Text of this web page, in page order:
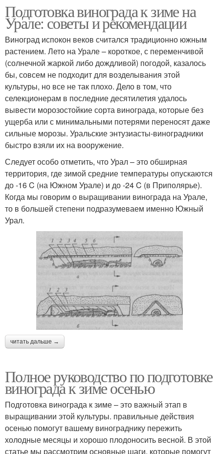
Подготовка винограда к зиме на
Урале: советы и рекомендации
Виноград испокон веков считался традиционно южным
растением. Лето на Урале – короткое, с переменчивой
(солнечной жаркой либо дождливой) погодой, казалось
бы, совсем не подходит для возделывания этой
культуры, но все не так плохо. Дело в том, что
селекционерам в последние десятилетия удалось
вывести морозостойкие сорта винограда, которые без
ущерба или с минимальными потерями переносят даже
сильные морозы. Уральские энтузиасты-виноградники
быстро взяли их на вооружение.
Следует особо отметить, что Урал – это обширная
территория, где зимой средние температуры опускаются
до -16 C (на Южном Урале) и до -24 C (в Приполярье).
Когда мы говорим о выращивании винограда на Урале,
то в большей степени подразумеваем именно Южный
Урал.
читать дальше →
Полное руководство по подготовке
винограда к зиме осенью
Подготовка винограда к зиме – это важный этап в
выращивании этой культуры. правильные действия
осенью помогут вашему винограднику пережить
холодные месяцы и хорошо плодоносить весной. В этой
статье мы рассмотрим основные шаги, которые помогут